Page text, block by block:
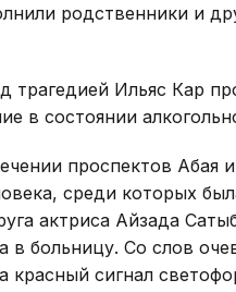
родственники и
трагедией Ильяс Кар
в состоянии
проспектов Абая
среди которых
актриса Айзада
больницу. Со слов
красный сигнал